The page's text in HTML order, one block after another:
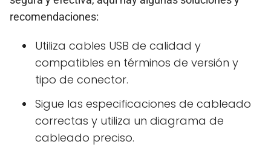
recomendaciones:
Utiliza cables USB de calidad y
compatibles en términos de versión y
tipo de conector.
Sigue las especificaciones de cableado
correctas y utiliza un diagrama de
cableado preciso.